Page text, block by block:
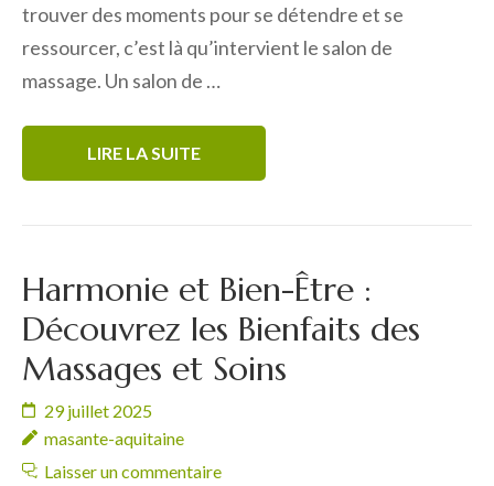
trouver des moments pour se détendre et se
ressourcer, c’est là qu’intervient le salon de
massage. Un salon de …
LIRE LA SUITE
Harmonie et Bien-Être :
Découvrez les Bienfaits des
Massages et Soins
29 juillet 2025
masante-aquitaine
Laisser un commentaire